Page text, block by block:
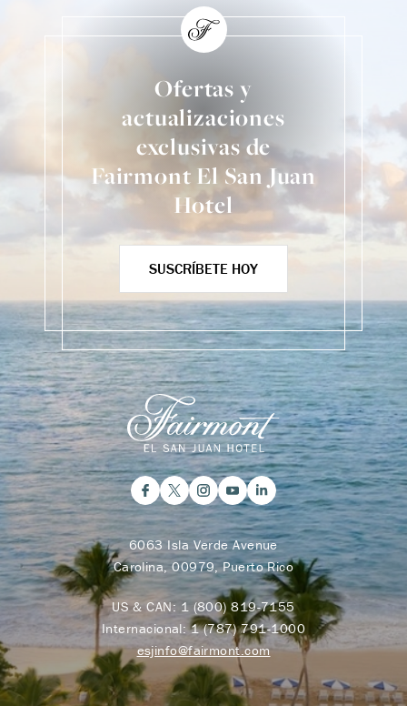
Ofertas y
actualizaciones
exclusivas de
Fairmont El San Juan
Hotel
SUSCRÍBETE HOY
6063 Isla Verde Avenue
Carolina, 00979, Puerto Rico
US & CAN: 1 (800) 819-7155
Internacional:1 (787) 791-1000
esjinfo@fairmont.com